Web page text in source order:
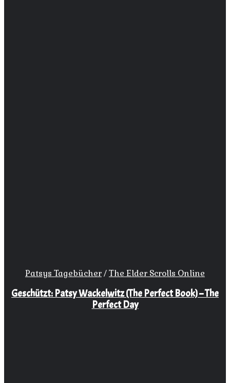
Patsys Tagebücher/The Elder Scrolls Online
Geschützt: Patsy Wackelwitz (The Perfect Book) – The
Perfect Day